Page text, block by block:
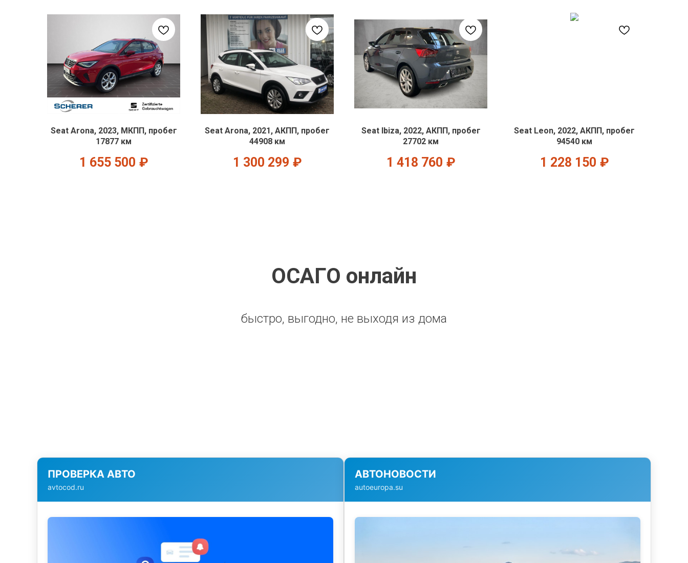
Seat Arona, 2023, МКПП, пробег
17877 км
1 655 500 ₽
Seat Arona, 2021, АКПП, пробег
44908 км
1 300 299 ₽
Seat Ibiza, 2022, АКПП, пробег
27702 км
1 418 760 ₽
Seat Leon, 2022, АКПП, пробег
94540 км
1 228 150 ₽
ОСАГО онлайн
быстро, выгодно, не выходя из дома
ПРОВЕРКА АВТО
avtocod.ru
АВТОНОВОСТИ
autoeuropa.su